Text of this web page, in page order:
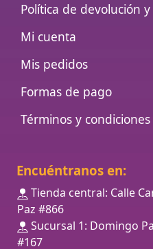
Política de devolución
Mi cuenta
Mis pedidos
Formas de pago
Términos y condiciones
Encuéntranos en:
Tienda central: Calle
Paz #866
Sucursal 1: Domingo
#167